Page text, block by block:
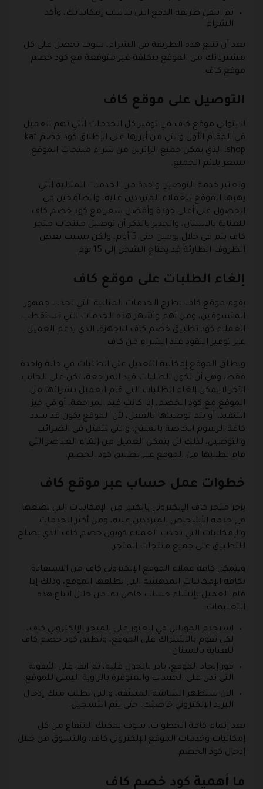
ثم انتقي طريقة الدفع التي تناسب إمكانياتك، وأكد
الشراء.
بعد أن تتبع هذه الطريقة في الشراء، سوف تحصل على كل
مشترياتك من الموقع بتكلفة غير متوقعة مع كود خصم
موقع كاف.
التوصيل على موقع كاف
لا يتوانى موقع كاف في توفير كل الخدمات التي تهم العميل
في المقام الأول والتي من أبرزها على الإطلاق كود خصم kaf
shop، الذي يمكن جميع الزائرين من شراء منتجات الموقع
بسعر يلائم الجميع.
وتعتبر خدمة التوصيل واحدة من الخدمات المثالية التي
يهبها الموقع للعملاء المترددين عليه، والطامحين في
الحصول على أعلى جودة وأفضل سعر مع كود خصم كاف
للعناية بالاسنان، والجدير بالذكر أن توصيل منتجات متجر
كاف يتم في خلال يومين حتى 5 أيام، ولكن بسبب بعض
الظروف الطارئة قد يحتاج الشحن إلى 15 يوم.
إلغاء الطلبات على موقع كاف
يقوم موقع كاف بطرح الخدمات المثالية التي تجذب جمهور
المتسوقين، ومن أهم وأشهر هذه الخدمات التي تستقطب
العملاء كود تطبيق خصم كاف للاجهزة، الذي يدعم العميل
عبر توفير النقود عند الشراء من كاف.
ويطلق الموقع إمكانية التعديل على الطلبات في حالة واحدة
فقط، وهي أن تكون الطلبات قيد المراجعة، لكن على الجانب
الآخر لا يمكن إلغاء الطلبات التي قام العميل بشرائها من
الموقع مع كود الخصم، إذا كانت قيد المراجعة، أو في حيز
التنفيذ، أو يتم توصيلها بالفعل، لأن الموقع يكون قد سدد
كافة الرسوم الخاصة بالمنتج، والتي تتمثل في الضرائب
والتوصيل، لذلك لن يتمكن العميل من إلغاء العناصر التي
قام بطلبها من الموقع عبر تطبيق كود الخصم.
خطوات عمل حساب عبر موقع كاف
يزخر متجر كاف الإلكتروني بالكثير من الإمكانيات التي يضعها
في خدمة الأشخاص المترددين عليه، ومن أكثر الخدمات
والإمكانيات التي تجذب العملاء كوبون خصم كاف الذي يصلح
للتطبيق على جميع منتجات المتجر.
ويتمكن كافة عملاء الموقع الإلكتروني كاف من الاستفادة
بكافة الإمكانيات المدهشة التي يطلقها الموقع، وذلك إذا
قام العميل بإنشاء حساب خاص به، من خلال اتباع هذه
التعليمات:
استخدم الموبايل في العثور على المتجر الإلكتروني كاف،
لكي تقوم بالاشتراك على الموقع، وتطبق كود خصم كاف
للعناية بالاسنان.
فور إيجاد الموقع، بادر بالجول عليه، ثم انقر على الأيقونة
التي تدل على الحساب والمتوفرة بالزاوية اليمنى للموقع.
الآن ستظهر الشاشة المنبثقة، والتي تطلب منك إدخال
البريد الإلكتروني خاصتك، حتى يتم التسجيل.
بعد إتمام كافة الخطوات، سوف يمكنك الانتفاع من كل
إمكانيات وخدمات الموقع الإلكتروني كاف، والتسوق من خلال
إدخال كود الخصم.
ما أهمية كود خصم كاف